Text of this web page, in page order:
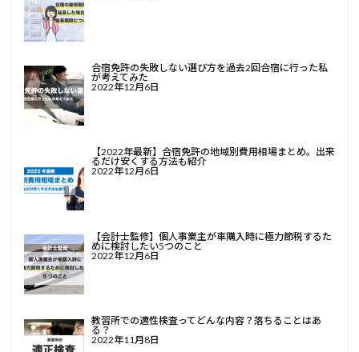
合宿免許の失敗しない選び方を過去2回合宿に行った私
が考えてみた
2022年12月6日
【2022年最新】合宿免許の地域別費用相場まとめ。出来
るだけ安くする方法も紹介
2022年12月6日
【会計士監修】個人事業主が車購入時に極力節税するた
めに検討したい5つのこと
2022年12月6日
教習所での適性検査ってどんな内容？落ちることはあ
る？
2022年11月8日